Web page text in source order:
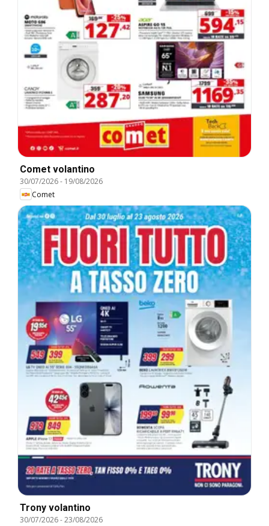
Comet volantino
30/07/2026- 19/08/2026
Comet
Trony volantino
30/07/2026-23/08/2026